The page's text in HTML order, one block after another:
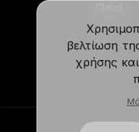
βελτίωση
χρήσης
Cloud